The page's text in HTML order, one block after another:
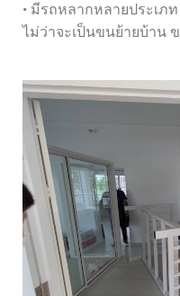
• มีรถหลากหลายประเภ
ไม่ว่าจะเป็นขนย้ายบ้าน